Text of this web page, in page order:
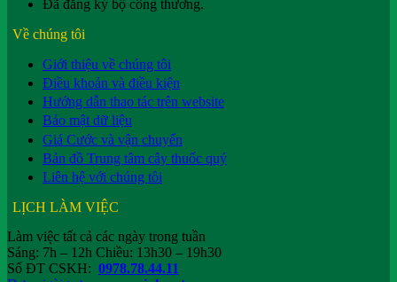
Đã đăng ký bộ công thương.
Về chúng tôi
Giới thiệu về chúng tôi
Điều khoản và điều kiện
Hướng dẫn thao tác trên website
Bảo mật dữ liệu
Giá Cước và vận chuyển
Bản đồ Trung tâm cây thuốc quý
Liên hệ với chúng tôi
LỊCH LÀM VIỆC
Làm việc tất cả các ngày trong tuần
Sáng: 7h – 12h Chiều: 13h30 – 19h30
Số ĐT CSKH: 0978.78.44.11